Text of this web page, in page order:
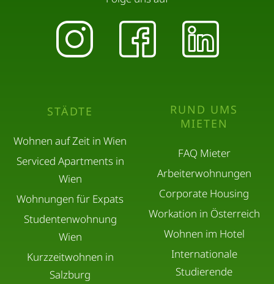
STÄDTE
Wohnen auf Zeit in Wien
Serviced Apartments in
Wien
Wohnungen für Expats
Studentenwohnung
Wien
Kurzzeitwohnen in
Salzburg
RUND UMS
MIETEN
FAQ Mieter
Arbeiterwohnungen
Corporate Housing
Workation in Österreich
Wohnen im Hotel
Internationale
Studierende